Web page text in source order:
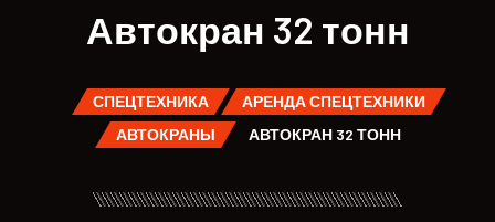
Автокран 32 тонн
СПЕЦТЕХНИКА
АРЕНДА СПЕЦТЕХНИКИ
АВТОКРАНЫ
АВТОКРАН 32 ТОНН